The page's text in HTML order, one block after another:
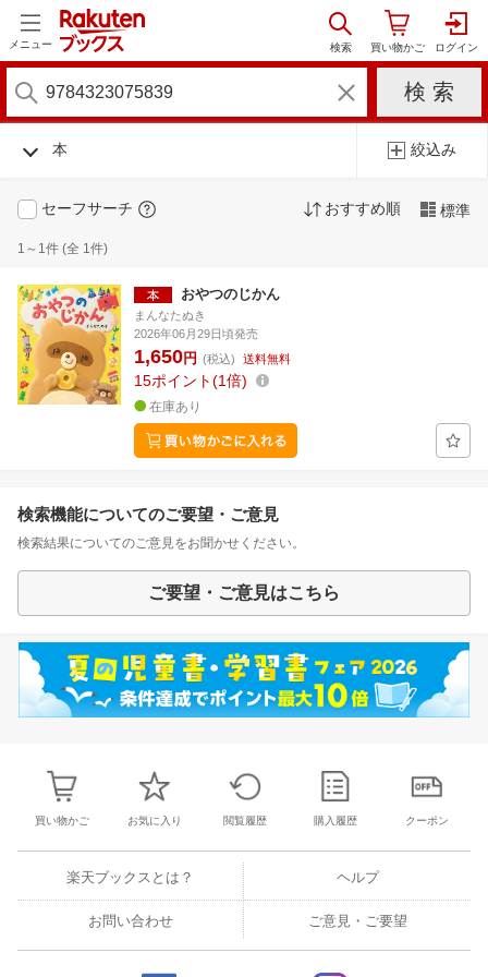
メニュー
本 絞込み
セーフサーチ おすすめ順 標準
1～1件 (全 1件)
おやつのじかん
まんなたぬき
2026年06月29日頃発売
1,650円 (税込) 送料無料
15ポイント 1倍
在庫あり
検索機能についてのご要望・ご意見
検索結果についてのご意見をお聞かせください。
ご要望・ご意見はこちら
買い物かご お気に入り 閲覧履歴 購入履歴 クーポン
楽天ブックスとは？ ヘルプ
お問い合わせ ご意見・ご要望